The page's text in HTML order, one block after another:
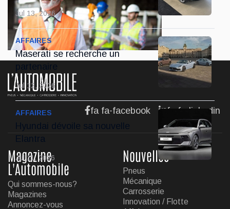
Jul 13, 2026
AFFAIRES
Maserati se recherche un
partenaire
Jul 12, 2026
AFFAIRES
Hyundai dévoile sa nouvelle
Elantra
Jul 11, 2026
fa fa-facebook fa fa-linkedin
Magazine
L'Automobile
Qui sommes-nous?
Magazines
Annoncez-vous
Nouvelles
Pneus
Mécanique
Carrosserie
Innovation / Flotte